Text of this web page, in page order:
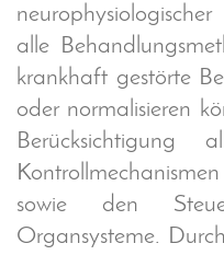
alle
krankhaft gestörte
oder normalisieren
Berücksichtigung
sowie den
Organsysteme.